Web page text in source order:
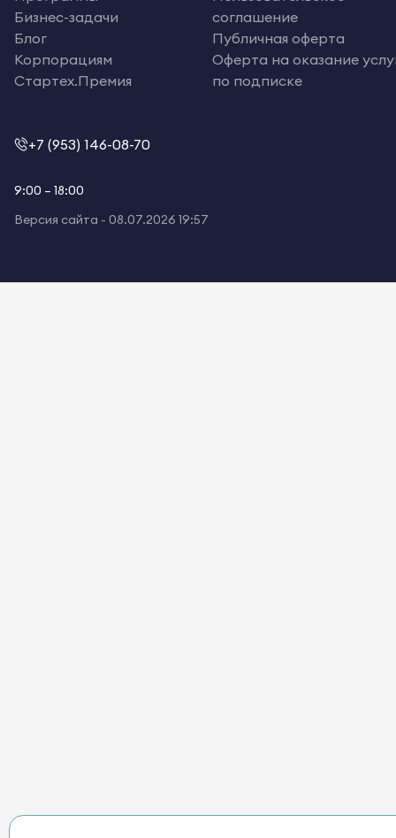
Бизнес-задачи
Блог
Корпорациям
Стартех.Премия
соглашение
Публичная оферта
Оферта на оказание
по подписке
+7 (953) 146-08-70
9:00 – 18:00
Версия сайта - 08.07.2026 19:57